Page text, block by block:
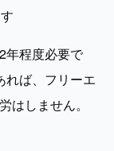
年程度必要で
れば、フリーエ
はしません。